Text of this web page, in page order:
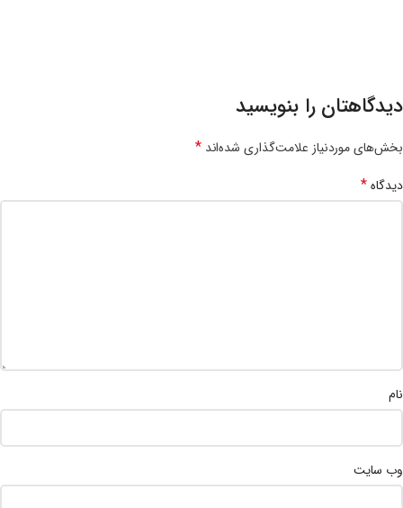
دیدگاهتان را بنویسید
بخش‌های موردنیاز علامت‌گذاری شده‌اند*
دیدگاه*
نام
وب‌ سایت